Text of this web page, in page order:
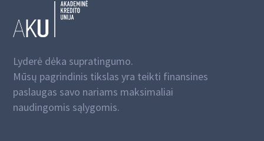
Lyderė dėka supratingumo.
Mūsų pagrindinis tikslas yra teikti finansines
paslaugas savo nariams maksimaliai
naudingomis sąlygomis.